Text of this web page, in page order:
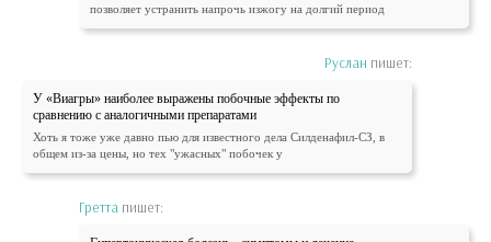
позволяет устранить напрочь изжогу на долгий период
Руслан пишет:
У «Виагры» наиболее выражены побочные эффекты по
сравнению с аналогичными препаратами
Хоть я тоже уже давно пью для известного дела Силденафил-СЗ, в
общем из-за цены, но тех "ужасных" побочек у
Гретта пишет: